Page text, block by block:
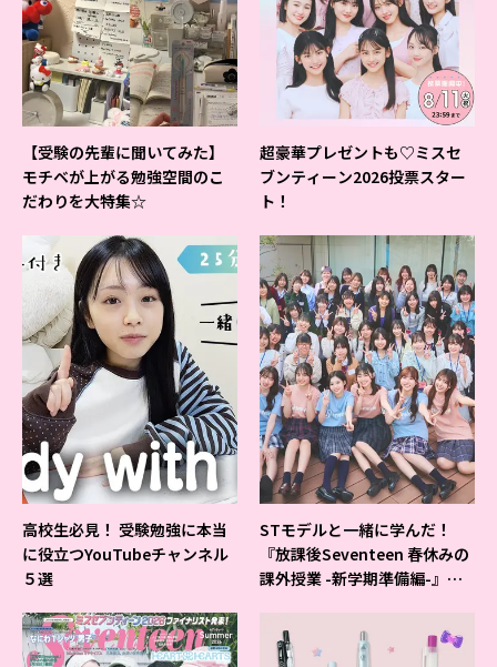
【受験の先輩に聞いてみた】
モチベが上がる勉強空間のこ
だわりを大特集☆
超豪華プレゼントも♡ミスセ
ブンティーン2026投票スター
ト！
高校生必見！ 受験勉強に本当
に役立つYouTubeチャンネル
５選
STモデルと一緒に学んだ！
『放課後Seventeen 春休みの
課外授業 -新学期準備編-』イ